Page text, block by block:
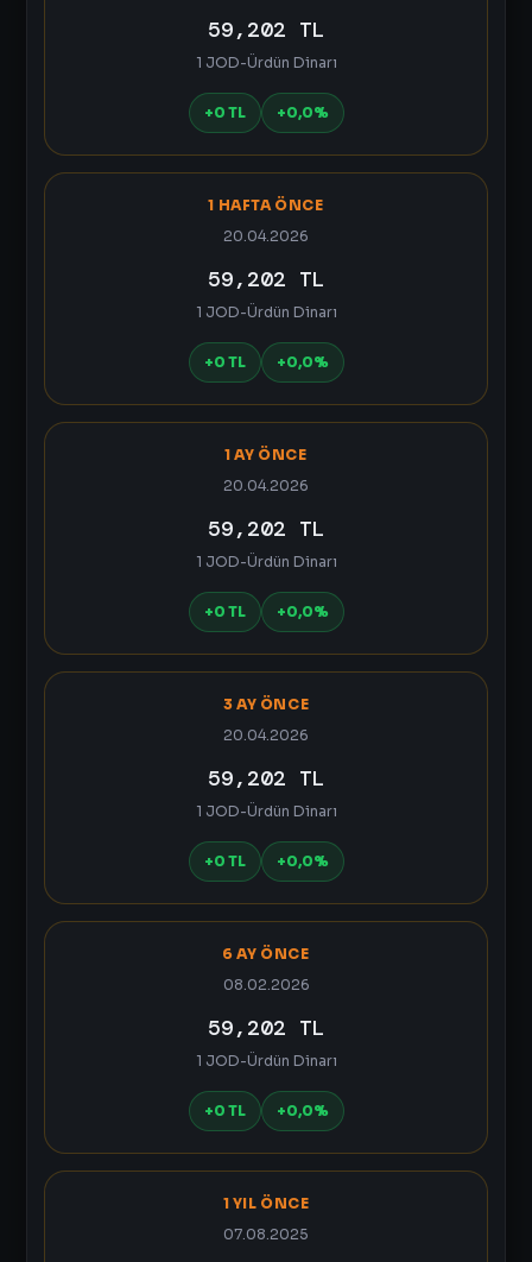
59,202 TL
1 JOD-Ürdün Dinarı
+0 TL +0,0%
1 HAFTA ÖNCE
20.04.2026
59,202 TL
1 JOD-Ürdün Dinarı
+0 TL +0,0%
1 AY ÖNCE
20.04.2026
59,202 TL
1 JOD-Ürdün Dinarı
+0 TL +0,0%
3 AY ÖNCE
20.04.2026
59,202 TL
1 JOD-Ürdün Dinarı
+0 TL +0,0%
6 AY ÖNCE
08.02.2026
59,202 TL
1 JOD-Ürdün Dinarı
+0 TL +0,0%
1 YIL ÖNCE
07.08.2025